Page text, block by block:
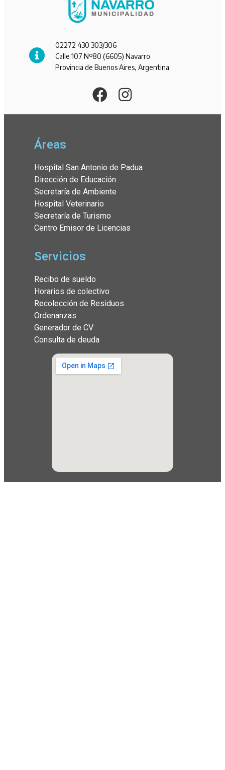
02272 430 303/306
Calle 107 Nº80 (6605) Navarro
Provincia de Buenos Aires, Argentina
Áreas
Hospital San Antonio de Padua
Dirección de Educación
Secretaría de Ambiente
Hospital Veterinario
Secretaría de Turismo
Centro Emisor de Licencias
Servicios
Recibo de sueldo
Horarios de colectivo
Recolección de Residuos
Ordenanzas
Generador de CV
Consulta de deuda